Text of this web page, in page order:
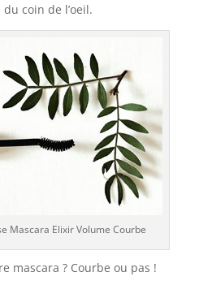
coin de l’oeil.
Mascara Elixir Volume Courbe
mascara ? Courbe ou pas !